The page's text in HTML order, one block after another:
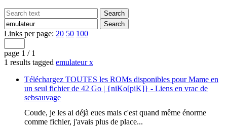
Links per page: 20 50 100
page 1 / 1
1 results tagged emulateurx
Téléchargez TOUTES les ROMs disponibles pour Mame en
un seul fichier de 42 Go | {niKo[piK]} - Liens en vrac de
sebsauvage
Coude, je les ai déjà eues mais c'est quand même énorme
comme fichier, j'avais plus de place...